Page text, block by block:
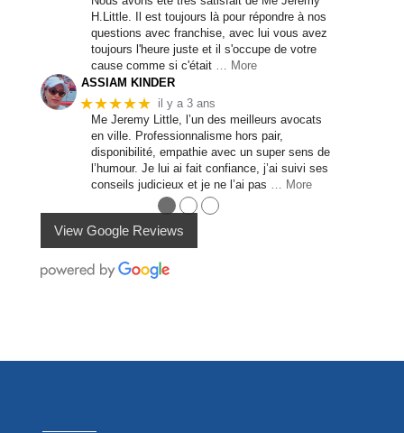
H.Little. Il est toujours là pour répondre à nos
questions avec franchise, avec lui vous avez
toujours l'heure juste et il s'occupe de votre
cause comme si c'était
… More
ASSIAM KINDER
★★★★★ il y a 3 ans
Me Jeremy Little, l’un des meilleurs avocats
en ville. Professionnalisme hors pair,
disponibilité, empathie avec un super sens de
l’humour. Je lui ai fait confiance, j’ai suivi ses
conseils judicieux et je ne l’ai pas
… More
●●●
View Google Reviews